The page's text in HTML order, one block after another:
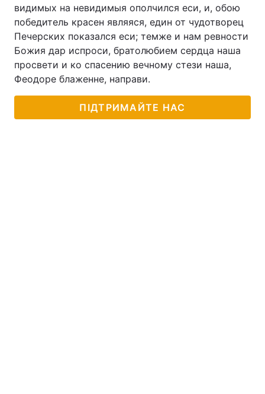
видимых на невидимыя ополчился еси, и, обою
победитель красен являяся, един от чудотворец
Печерских показался еси; темже и нам ревности
Божия дар испроси, братолюбием сердца наша
просвети и ко спасению вечному стези наша,
Феодоре блаженне, направи.
ПІДТРИМАЙТЕ НАС